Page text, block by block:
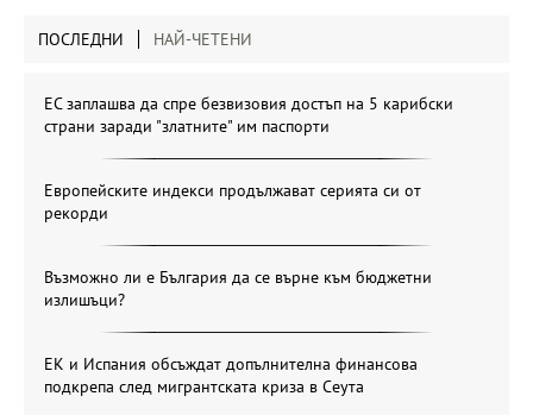
ПОСЛЕДНИ НАЙ-ЧЕТЕНИ
ЕС заплашва да спре безвизовия достъп на 5 карибски
страни заради "златните" им паспорти
Европейските индекси продължават серията си от
рекорди
Възможно ли е България да се върне към бюджетни
излишъци?
ЕК и Испания обсъждат допълнителна финансова
подкрепа след мигрантската криза в Сеута